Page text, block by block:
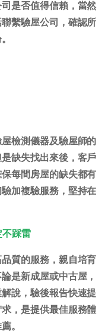
是否值得信賴，當然
繫驗屋公司，確認所
檢測儀器及驗屋師的
缺失找出來後，客戶
每間房屋的缺失都有
加複驗服務，堅持在
不踩雷
質的服務，親自培育
是新成屋或中古屋，
說，驗後報告快速提
，是提供最佳服務體
。